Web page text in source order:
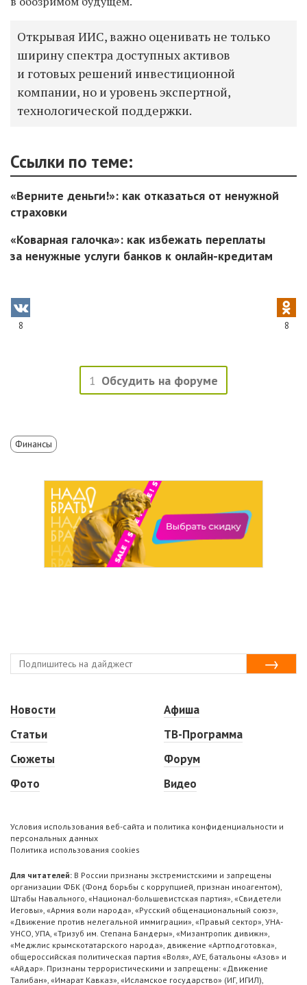
Открывая ИИС, важно оценивать не только
ширину спектра доступных активов
и готовых решений инвестиционной
компании, но и уровень экспертной,
технологической поддержки.
Ссылки по теме:
«Верните деньги!»: как отказаться от ненужной
страховки
«Коварная галочка»: как избежать переплаты
за ненужные услуги банков к онлайн-кредитам
8 8
1 Обсудить на форуме
Финансы
Новости
Статьи
Сюжеты
Фото
Афиша
ТВ-Программа
Форум
Видео
Условия использования веб-сайта и политика конфиденциальности и
персональных данных
Политика использования cookies
Для читателей: В России признаны экстремистскими и запрещены
организации ФБК (Фонд борьбы с коррупцией, признан иноагентом),
Штабы Навального, «Национал-большевистская партия», «Свидетели
Иеговы», «Армия воли народа», «Русский общенациональный союз»,
«Движение против нелегальной иммиграции», «Правый сектор», УНА-
УНСО, УПА, «Тризуб им. Степана Бандеры», «Мизантропик дивижн»,
«Меджлис крымскотатарского народа», движение «Артподготовка»,
общероссийская политическая партия «Воля», АУЕ, батальоны «Азов» и
«Айдар». Признаны террористическими и запрещены: «Движение
Талибан», «Имарат Кавказ», «Исламское государство» (ИГ, ИГИЛ),